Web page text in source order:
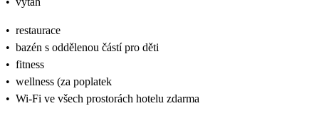
• restaurace
• bazén s oddělenou částí pro děti
• fitness
• wellness (za poplatek
• Wi-Fi ve všech prostorách hotelu zdarma